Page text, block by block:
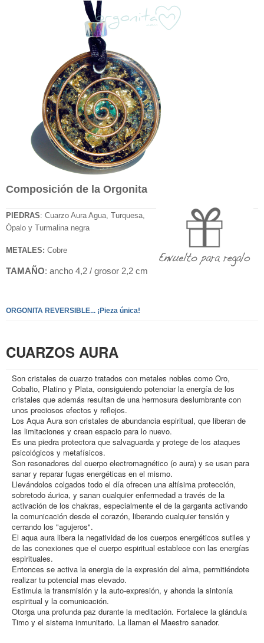
Composición de la Orgonita
PIEDRAS: Cuarzo Aura Agua, Turquesa,
Ópalo y Turmalina negra
METALES: Cobre
TAMAÑO: ancho 4,2 / grosor 2,2 cm
ORGONITA REVERSIBLE... ¡Pieza única!
CUARZOS AURA
Son cristales de cuarzo tratados con metales nobles como Oro,
Cobalto, Platino y Plata, consiguiendo potenciar la energía de los
cristales que además resultan de una hermosura deslumbrante con
unos preciosos efectos y reflejos.
Los Aqua Aura son cristales de abundancia espiritual, que liberan de
las limitaciones y crean espacio para lo nuevo.
Es una piedra protectora que salvaguarda y protege de los ataques
psicológicos y metafísicos.
Son resonadores del cuerpo electromagnético (o aura) y se usan para
sanar y reparar fugas energéticas en el mismo.
Llevándolos colgados todo el día ofrecen una altísima protección,
sobretodo áurica, y sanan cualquier enfermedad a través de la
activación de los chakras, especialmente el de la garganta activando
la comunicación desde el corazón, liberando cualquier tensión y
cerrando los "agujeros".
El aqua aura libera la negatividad de los cuerpos energéticos sutiles y
de las conexiones que el cuerpo espiritual establece con las energías
espirituales.
Entonces se activa la energia de la expresión del alma, permitiéndote
realizar tu potencial mas elevado.
Estimula la transmisión y la auto-expresión, y ahonda la sintonía
espiritual y la comunicación.
Otorga una profunda paz durante la meditación. Fortalece la glándula
Timo y el sistema inmunitario. La llaman el Maestro sanador.